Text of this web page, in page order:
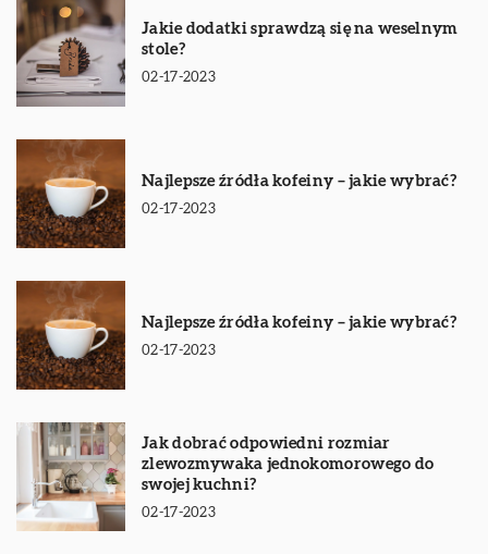
Jakie dodatki sprawdzą się na weselnym
stole?
02-17-2023
Najlepsze źródła kofeiny – jakie wybrać?
02-17-2023
Najlepsze źródła kofeiny – jakie wybrać?
02-17-2023
Jak dobrać odpowiedni rozmiar
zlewozmywaka jednokomorowego do
swojej kuchni?
02-17-2023